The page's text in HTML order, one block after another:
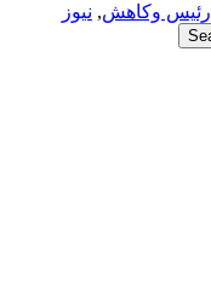
رئیس وکاهش, نیوز